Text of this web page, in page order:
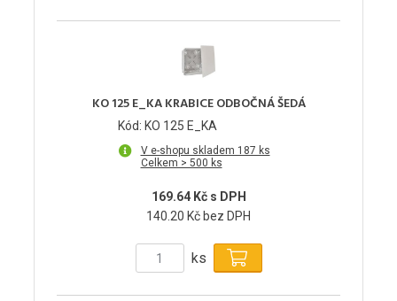
KO 125 E_KA KRABICE ODBOČNÁ ŠEDÁ
Kód: KO 125 E_KA
V e-shopu skladem 187 ks
Celkem > 500 ks
169.64 Kč s DPH
140.20 Kč bez DPH
ks